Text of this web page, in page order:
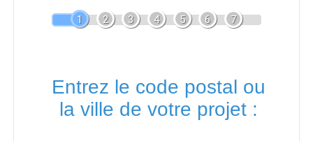
1 2 3 4 5 6 7
Entrez le code postal ou
la ville de votre projet :